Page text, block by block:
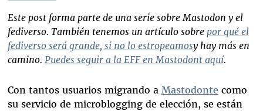
Este post forma parte de una serie sobre Mastodon y el
fediverso. También tenemos un artículo sobre por qué el
fediverso será grande, si no lo estropeamosy hay más en
camino. Puedes seguir a la EFF en Mastodont aquí.
Con tantos usuarios migrando a Mastodonte como
su servicio de microblogging de elección, se están